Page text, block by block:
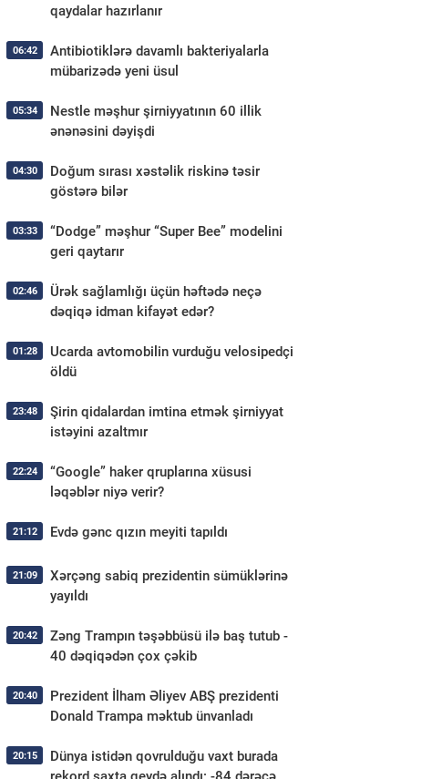
qaydalar hazırlanır
06:42
Antibiotiklərə davamlı bakteriyalarla
mübarizədə yeni üsul
05:34
Nestle məşhur şirniyyatının 60 illik
ənənəsini dəyişdi
04:30
Doğum sırası xəstəlik riskinə təsir
göstərə bilər
03:33
“Dodge” məşhur “Super Bee” modelini
geri qaytarır
02:46
Ürək sağlamlığı üçün həftədə neçə
dəqiqə idman kifayət edər?
01:28
Ucarda avtomobilin vurduğu velosipedçi
öldü
23:48
Şirin qidalardan imtina etmək şirniyyat
istəyini azaltmır
22:24
“Google” haker qruplarına xüsusi
ləqəblər niyə verir?
21:12 Evdə gənc qızın meyiti tapıldı
21:09
Xərçəng sabiq prezidentin sümüklərinə
yayıldı
20:42
Zəng Trampın təşəbbüsü ilə baş tutub -
40 dəqiqədən çox çəkib
20:40
Prezident İlham Əliyev ABŞ prezidenti
Donald Trampa məktub ünvanladı
20:15
Dünya istidən qovrulduğu vaxt burada